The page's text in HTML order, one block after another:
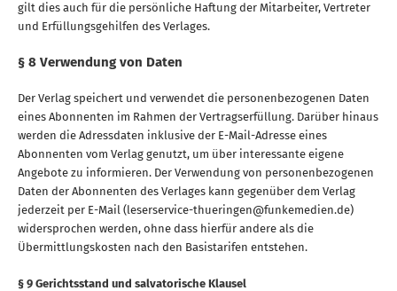
gilt dies auch für die persönliche Haftung der Mitarbeiter, Vertreter
und Erfüllungsgehilfen des Verlages.
§ 8 Verwendung von Daten
Der Verlag speichert und verwendet die personenbezogenen Daten
eines Abonnenten im Rahmen der Vertragserfüllung. Darüber hinaus
werden die Adressdaten inklusive der E-Mail-Adresse eines
Abonnenten vom Verlag genutzt, um über interessante eigene
Angebote zu informieren. Der Verwendung von personenbezogenen
Daten der Abonnenten des Verlages kann gegenüber dem Verlag
jederzeit per E-Mail (leserservice-thueringen@funkemedien.de)
widersprochen werden, ohne dass hierfür andere als die
Übermittlungskosten nach den Basistarifen entstehen.
§ 9 Gerichtsstand und salvatorische Klausel